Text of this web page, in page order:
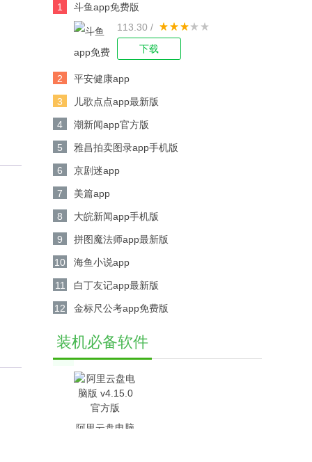
1
斗鱼app免费版
113.30 /
下载
2 平安健康app
3 儿歌点点app最新版
4 潮新闻app官方版
5 雅昌拍卖图录app手机版
6 京剧迷app
7 美篇app
8 大皖新闻app手机版
9 拼图魔法师app最新版
10 海鱼小说app
11 白丁友记app最新版
12 金标尺公考app免费版
装机必备软件
阿里云盘电脑